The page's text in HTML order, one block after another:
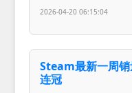
2026-04-20 06:15:04
Steam最新一周
连冠